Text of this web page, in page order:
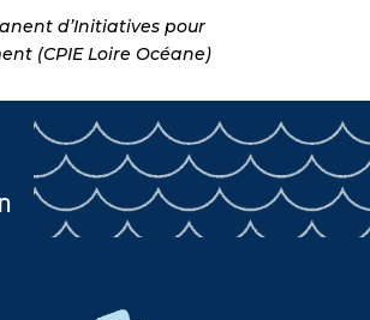
d’Initiatives pour
(CPIE Loire Océane)